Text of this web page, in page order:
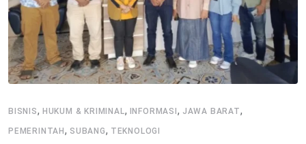
BISNIS, HUKUM & KRIMINAL, INFORMASI, JAWA BARAT,
PEMERINTAH, SUBANG, TEKNOLOGI